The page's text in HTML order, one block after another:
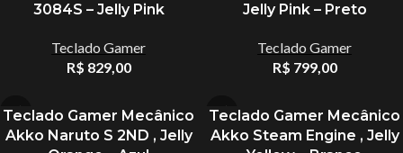
3084S – Jelly Pink
Teclado Gamer
R$ 829,00
Jelly Pink – Preto
Teclado Gamer
R$ 799,00
Teclado Gamer Mecânico
Akko Naruto S 2ND , Jelly
Teclado Gamer Mecânico
Akko Steam Engine , Jelly